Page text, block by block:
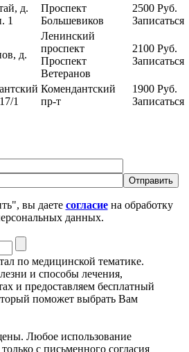
д.
1
Проспект
Большевиков
2500 Руб.
Записаться
д.
Ленинский
проспект
Проспект
Ветеранов
2100 Руб.
Записаться
1
Комендантский
пр-т
1900 Руб.
Записаться
вы даете согласиена обработку
данных.
по медицинской тематике.
и способы лечения,
и предоставляем бесплатный
поможет выбрать Вам
Любое использование
с письменного согласия